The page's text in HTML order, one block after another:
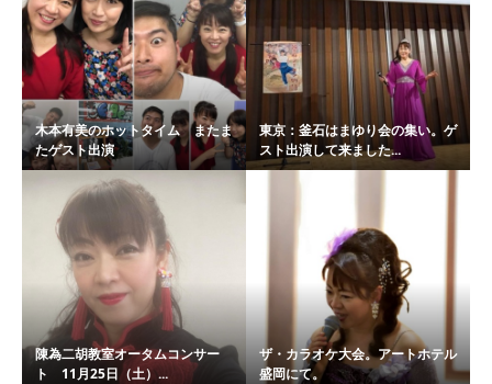
木本有美のホットタイム またま
たゲスト出演
東京：釜石はまゆり会の集い。ゲ
スト出演して来ました...
陳為二胡教室オータムコンサー
ト 11月25日（土）...
ザ・カラオケ大会。アートホテル
盛岡にて。